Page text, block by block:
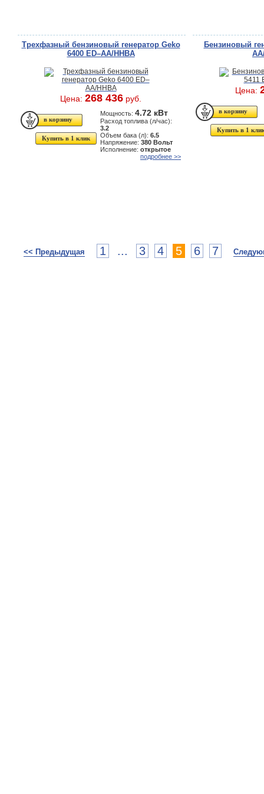
Трехфазный бензиновый генератор Geko
6400 ED–AА/HHBA
Цена: 268 436 руб.
Купить в 1 клик
Мощность: 4.72 кВт
Расход топлива (л/час):
3.2
Объем бака (л): 6.5
Напряжение: 380 Вольт
Исполнение: открытое
подробнее >>
Бензиновый
Цена:
Купить в 1
<< Предыдущая 1 ... 3 4 5 6 7